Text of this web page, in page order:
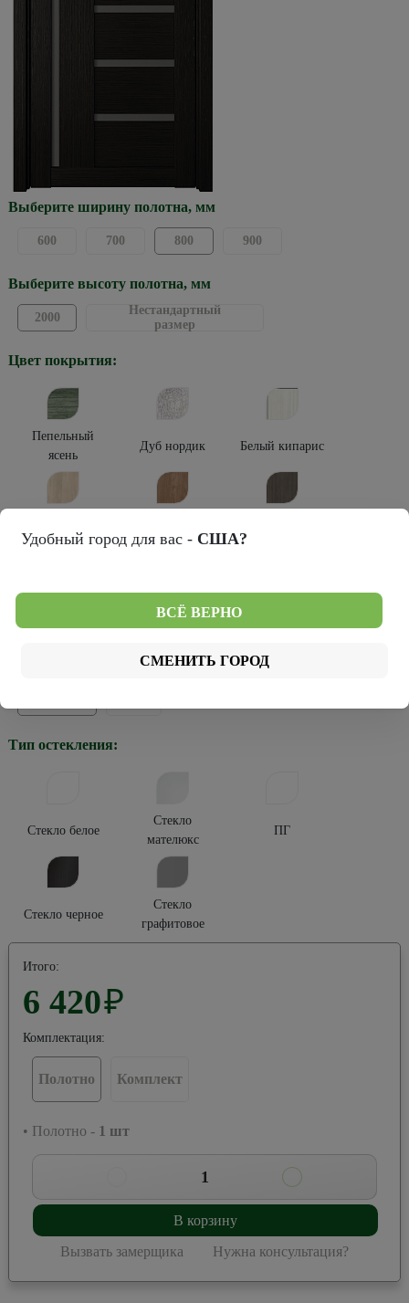
Выберите ширину полотна, мм
600 700 800 900
Выберите высоту полотна, мм
2000
Нестандартный
размер
Цвет покрытия:
Пепельный
ясень
Дуб нордик Белый кипарис
мокко
дуб
Тип остекления:
Стекло белое
Стекло
мателюкс
ПГ
Стекло черное
Стекло
графитовое
Итого:
6 420₽
Комплектация:
Полотно Комплект
• Полотно - 1 шт
1
В корзину
Вызвать замерщика Нужна консультация?
Удобный город для вас - США?
ВСЁ ВЕРНО
СМЕНИТЬ ГОРОД